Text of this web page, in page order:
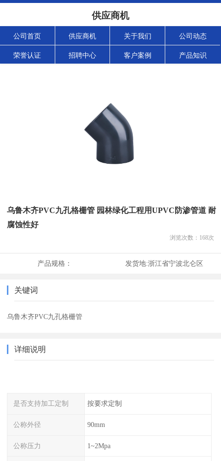
供应商机
公司首页 供应商机 关于我们 公司动态
荣誉认证 招聘中心 客户案例 产品知识
乌鲁木齐PVC九孔格栅管 园林绿化工程用UPVC防渗管道 耐
腐蚀性好
浏览次数： 168次
产品规格： 发货地:浙江省宁波北仑区
关键词
乌鲁木齐PVC九孔格栅管
详细说明
是否支持加工定制 按要求定制
公称外径 90mm
公称压力 1~2Mpa